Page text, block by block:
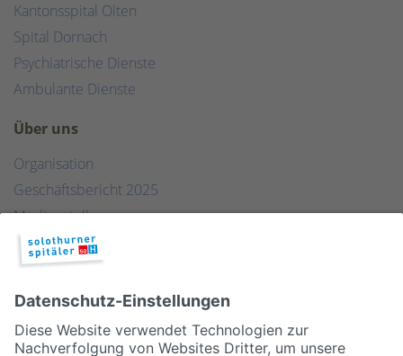
Kantonsspital Olten
Spital Dornach
Psychiatrische Dienste
Ambulante Dienste
Über uns
Organisation
Geschäftsbericht 2025
Medienstelle
Qualität
Publikationen & Links
Partner